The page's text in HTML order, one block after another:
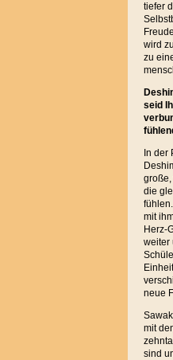
tiefer
wird
zu
seid
In der
große,
die
mit
Herz-
weiter
neue
mit
sind